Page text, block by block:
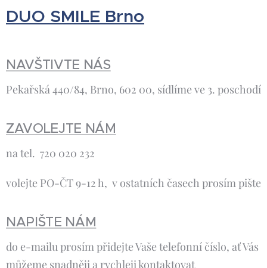
DUO SMILE Brno
NAVŠTIVTE NÁS
Pekařská 440/84, Brno, 602 00, sídlíme ve 3. poschodí
ZAVOLEJTE NÁM
na tel. 720 020 232
volejte PO-ČT 9-12 h, v ostatních časech prosím pište
NAPIŠTE NÁM
do e-mailu prosím přidejte Vaše telefonní číslo, ať Vás
můžeme snadněji a rychleji kontaktovat